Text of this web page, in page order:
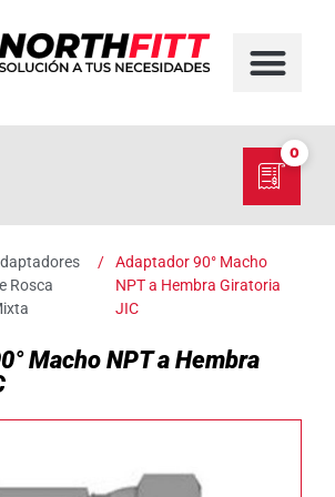
0
Rosca
/
Adaptador 90° Macho
NPT a Hembra Giratoria
JIC
Macho NPT a Hembra